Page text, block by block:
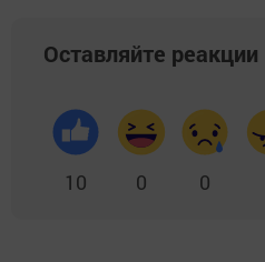
Оставляйте реакции
10 0 0